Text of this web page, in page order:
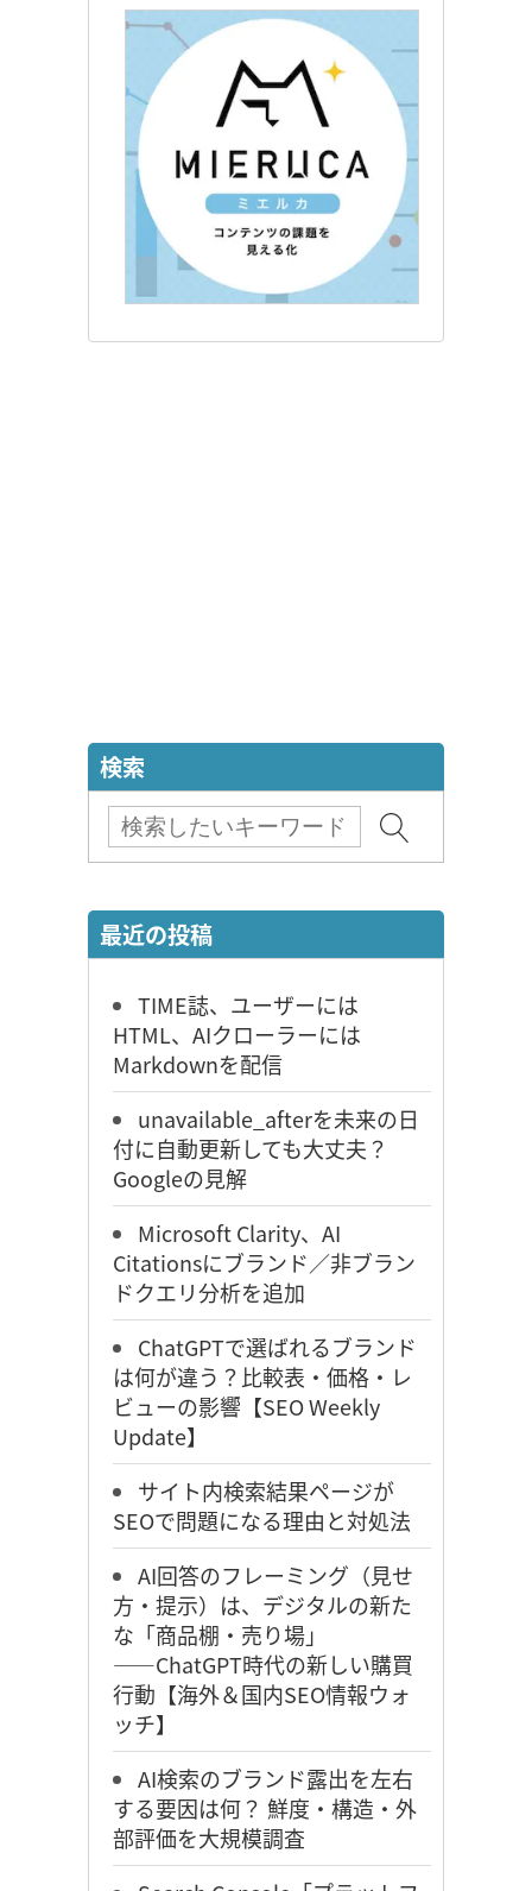
検索
最近の投稿
TIME誌、ユーザーには
HTML、AIクローラーには
Markdownを配信
unavailable_afterを未来の日
付に自動更新しても大丈夫？
Googleの見解
Microsoft Clarity、AI
Citationsにブランド／非ブラン
ドクエリ分析を追加
ChatGPTで選ばれるブランド
は何が違う？比較表・価格・レ
ビューの影響【SEO Weekly
Update】
サイト内検索結果ページが
SEOで問題になる理由と対処法
AI回答のフレーミング（見せ
方・提示）は、デジタルの新た
な「商品棚・売り場」
――ChatGPT時代の新しい購買
行動【海外＆国内SEO情報ウォ
ッチ】
AI検索のブランド露出を左右
する要因は何？ 鮮度・構造・外
部評価を大規模調査